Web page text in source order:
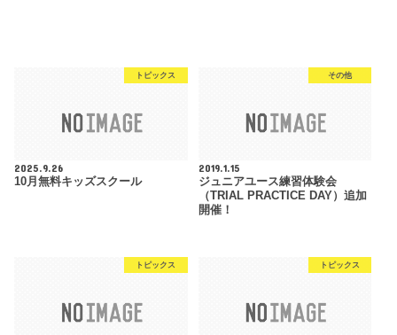
トピックス
2025.9.26
10月無料キッズスクール
その他
2019.1.15
ジュニアユース練習体験会
（TRIAL PRACTICE DAY）追加
開催！
トピックス トピックス